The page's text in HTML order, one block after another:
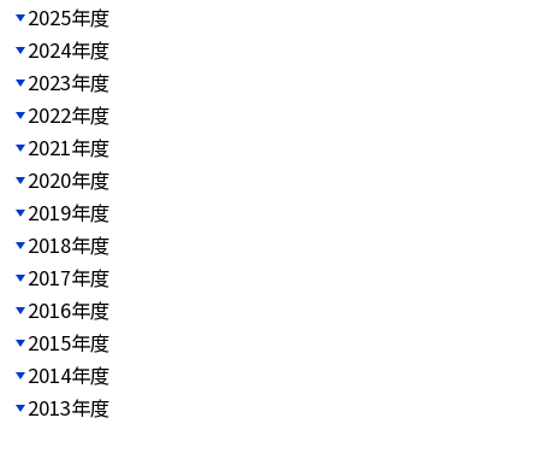
2025年度
2024年度
2023年度
2022年度
2021年度
2020年度
2019年度
2018年度
2017年度
2016年度
2015年度
2014年度
2013年度